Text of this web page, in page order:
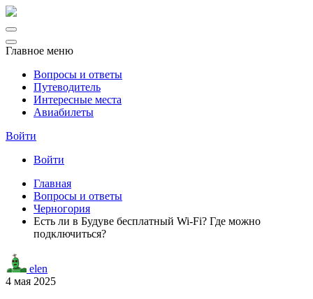
Главное меню
Вопросы и ответы
Путеводитель
Интересные места
Авиабилеты
Войти
Войти
Главная
Вопросы и ответы
Черногория
Есть ли в Будуве бесплатный Wi-Fi? Где можно
подключиться?
elen
4 мая 2025